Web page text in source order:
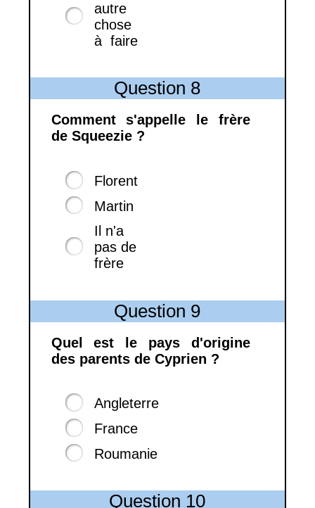
autre
chose
à faire
Question 8
Comment s'appelle le frère
de Squeezie ?
Florent
Martin
Il n'a
pas de
frère
Question 9
Quel est le pays d'origine
des parents de Cyprien ?
Angleterre
France
Roumanie
Question 10